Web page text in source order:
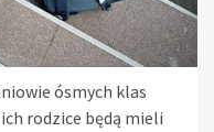
ósmych klas
rodzice będą mieli